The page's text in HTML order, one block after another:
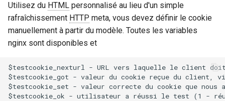
Utilisez du HTML personnalisé au lieu d'un simple
rafraîchissement HTTP meta, vous devez définir le cookie
manuellement à partir du modèle. Toutes les variables
nginx sont disponibles et
$testcookie_nexturl - URL vers laquelle le client
$testcookie_got - valeur du cookie reçue du client,
$testcookie_set - valeur correcte du cookie que nous